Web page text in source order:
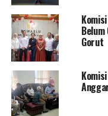
Selain pemerintah,
aparat keamanan,
Satpol PP, yang
menjelang pelaksanaan
“Petugas keamanan
mengawal seluruh
diapresiasi,” tambahnya.
Belum
Gorut